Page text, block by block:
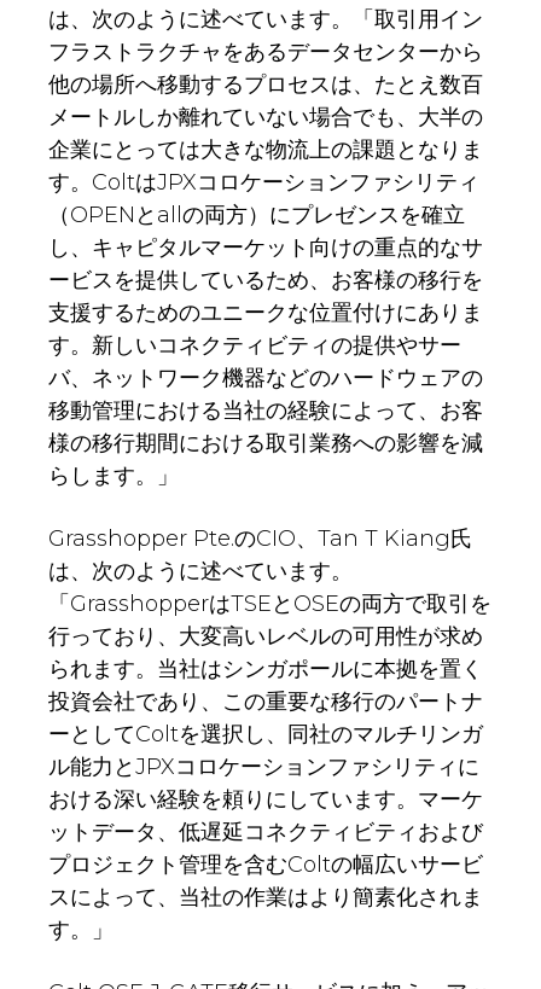
は、次のように述べています。「取引用イン
フラストラクチャをあるデータセンターから
他の場所へ移動するプロセスは、たとえ数百
メートルしか離れていない場合でも、大半の
企業にとっては大きな物流上の課題となりま
す。ColtはJPXコロケーションファシリティ
（OPENとallの両方）にプレゼンスを確立
し、キャピタルマーケット向けの重点的なサ
ービスを提供しているため、お客様の移行を
支援するためのユニークな位置付けにありま
す。新しいコネクティビティの提供やサー
バ、ネットワーク機器などのハードウェアの
移動管理における当社の経験によって、お客
様の移行期間における取引業務への影響を減
らします。」
Grasshopper Pte.のCIO、Tan T Kiang氏
は、次のように述べています。
「GrasshopperはTSEとOSEの両方で取引を
行っており、大変高いレベルの可用性が求め
られます。当社はシンガポールに本拠を置く
投資会社であり、この重要な移行のパートナ
ーとしてColtを選択し、同社のマルチリンガ
ル能力とJPXコロケーションファシリティに
おける深い経験を頼りにしています。マーケ
ットデータ、低遅延コネクティビティおよび
プロジェクト管理を含むColtの幅広いサービ
スによって、当社の作業はより簡素化されま
す。」